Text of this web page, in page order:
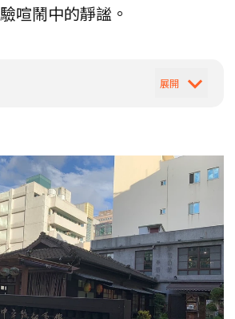
喧鬧中的靜謐。